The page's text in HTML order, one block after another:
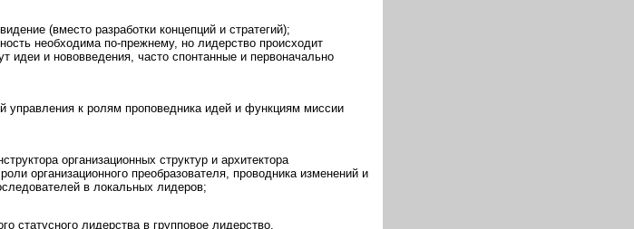
(вместо разработки концепций и стратегий);
необходима по-прежнему, но лидерство происходит
идеи и нововведения, часто спонтанные и первоначально
управления к ролям проповедника идей и функциям миссии
организационных структур и архитектора
организационного преобразователя, проводника изменений и
в локальных лидеров;
статусного лидерства в групповое лидерство.